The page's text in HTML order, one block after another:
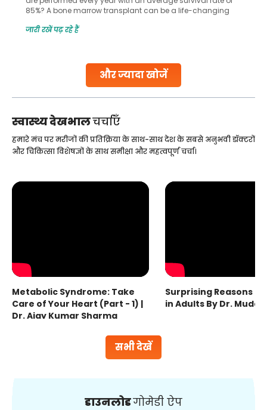
और ज्यादा खोजें
85%? A bone marrow transplant can be a life-changing
make all the difference. India has some of the world’s
जारी रखें पढ़ रहे हैं
स्वास्थ्य देखभालचर्चाएँ
सभी देखें
हमारे मंच पर मरीजों की प्रतिक्रिया के साथ-साथ देश के सबसे अनुभवी डॉक्टरों
और चिकित्सा विशेषज्ञों के साथ समीक्षा और महत्वपूर्ण चर्चा।
Metabolic Syndrome: Take
Care of Your Heart (Part - 1) |
Dr. Ajay Kumar Sharma
Surprising Reasons
in Adults By Dr.
डाउनलोडगोमेडी ऐप